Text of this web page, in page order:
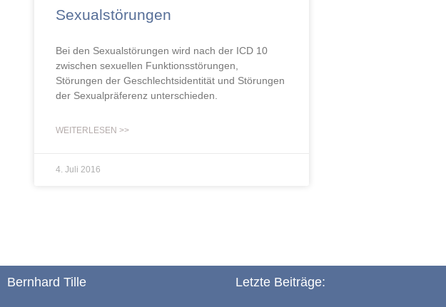
Sexualstörungen
Bei den Sexualstörungen wird nach der ICD 10
zwischen sexuellen Funktionsstörungen,
Störungen der Geschlechtsidentität und Störungen
der Sexualpräferenz unterschieden.
WEITERLESEN >>
4. Juli 2016
Bernhard Tille Letzte Beiträge: